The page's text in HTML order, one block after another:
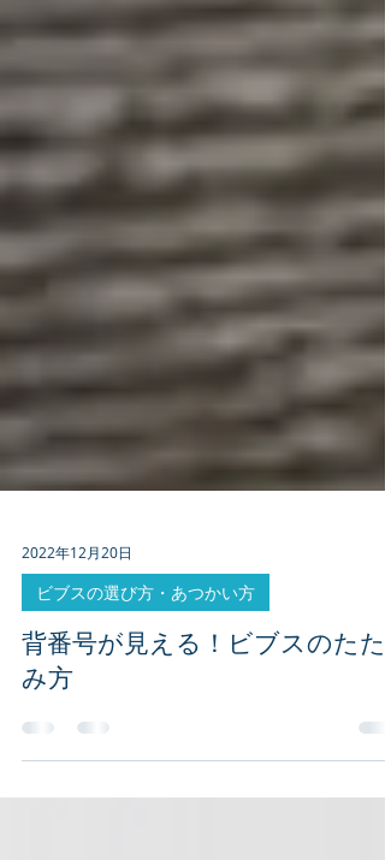
2022年12月20日
ビブスの選び方・あつかい方
み方